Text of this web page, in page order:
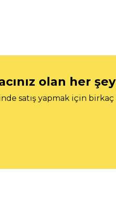
olan her şey
satış yapmak için birkaç